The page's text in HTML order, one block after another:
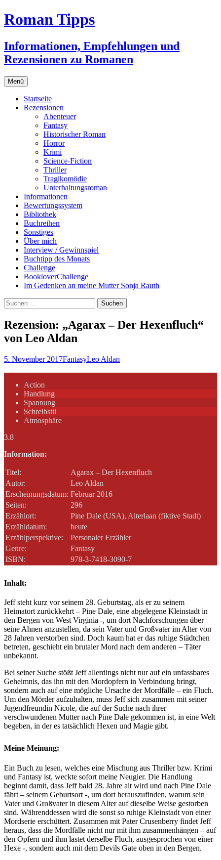
Zum
Inhalt
Roman Tipps
Informationen, Empfehlungen und
Rezensionen zu Romanen
Menü
Startseite
Rezensionen
Abenteuer
Fantasy
Historischer Roman
Horror
Krimi
Science-Fiction
Thriller
Tragikomödie
Unterhaltungsroman
Informationen
Bewertungssystem
Bibliothek
Buchreihen
Sonstiges
Über mich
Interview / Gewinnspiel
Buchtipp des Monats
Challenge
BookloverChallenge
Im Gedenken an meine Mutter Sonja Rauth
Suchen
nach:
Rezension: „Agarax – Der Hexenfluch“
von Leo Aldan
5. November 2017FantasyLeo Aldan
Action
Handlung
Spannung
Schreibstil
Atmosphäre
3.8
Information:
Titel:
Agarax – Der Hexenfluch
Autor:
Leo Aldan
Erscheinungsdatum: Februar 2016
Seiten:
296
Erzählort:
Pine Dale (USA), Alterlaan (fiktive Stadt)
Erzähldatum:
heute
Erzählperspektive:
Personaler Erzähler
Genre:
Fantasy
ISBN:
978-3-7418-3090-7
Inhalt:
Jeff steht kurz vor seinem 28. Geburtstag, als er zu seinem
Heimatort zurückkehrt – Pine Dale, eine abgelegene Kleinstadt in
den Bergen von West Virginia -, um dort Nachforschungen über
seine Ahnen anzustellen, da sein Vater und Großvater im Alter von
28 Jahren verstorben sind. Doch kaum hat er das ruhige Städtchen
betreten, geschieht ein brutaler Mord nach dem anderen – Täter
unbekannt.
Bei seiner Suche stößt Jeff allerdings nicht nur auf ein unfassbares
Geheimnis, das ihn mit den Mordopfern in Verbindung bringt,
sondern auch auf eine mögliche Ursache der Mordfälle – ein Fluch.
Um den Mörder aufzuhalten, muss Jeff sich zusammen mit seiner
Jugendfreundin Nicole, die auf der Suche nach ihrer
verschwundenen Mutter nach Pine Dale gekommen ist, in eine Welt
begeben, in der es tatsächlich Hexen und Magie gibt.
Meine Meinung:
Ein Buch zu lesen, welches eine Mischung aus Thriller bzw. Krimi
und Fantasy ist, weckte sofort meine Neugier. Die Handlung
beginnt damit, dass Jeff bald 28. Jahre alt wird und nach Pine Dale
fährt – seinem Geburtsort -, um dort herauszufinden, warum sein
Vater und Großvater in diesem Alter auf dieselbe Weise gestorben
sind. Währenddessen wird die sonst so ruhige Kleinstadt von einer
Mordserie erschüttert. Zusammen mit Pater Crusenberry findet Jeff
heraus, dass die Mordfälle nicht nur mit ihm zusammenhängen – auf
den Opfern und ihm lastet derselbe Fluch, ausgesprochen von einer
Hexe -, sondern auch mit dem Devils Gate oben in den Bergen.